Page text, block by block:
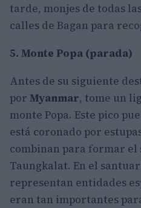
tarde, monjes de todas
calles de Bagan para
5. Monte Popa (parada)
Antes de su siguiente
por Myanmar, tome un
monte Popa. Este pico
está coronado por
combinan para formar el
Taungkalat. En el
representan entidades
eran tan importantes